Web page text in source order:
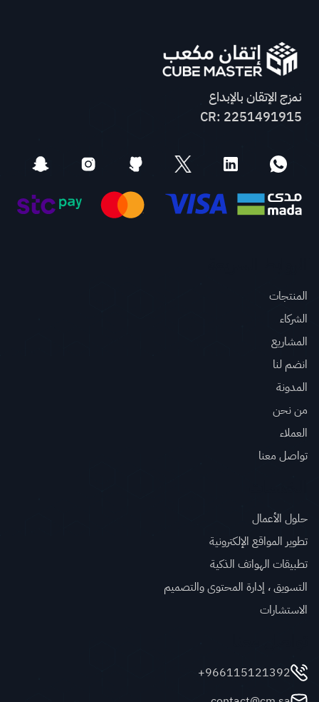
نمزج الإتقان بالإبداع
CR: 2251491915
المنتجات
الشركاء
المشاريع
انضم لنا
المدونة
من نحن
العملاء
تواصل معنا
حلول الأعمال
تطوير المواقع الإلكترونية
تطبيقات الهواتف الذكية
التسويق ، إدارة المحتوى والتصميم
الاستشارات
966115121392+